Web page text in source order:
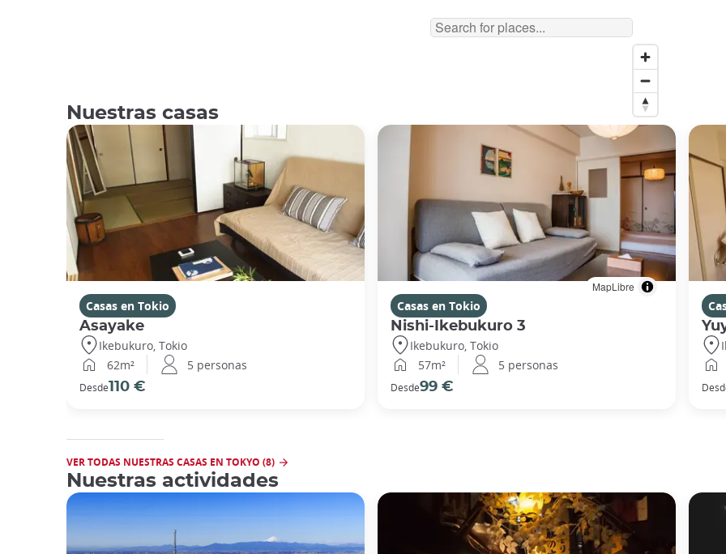
MapLibre
Nuestras casas
Casas en Tokio
Asayake
Ikebukuro, Tokio
62m²
5 personas
Desde110 €
Casas en Tokio
Nishi-Ikebukuro 3
Ikebukuro, Tokio
57m²
5 personas
Desde99 €
VER TODAS NUESTRAS CASAS EN TOKYO (8)
Nuestras actividades